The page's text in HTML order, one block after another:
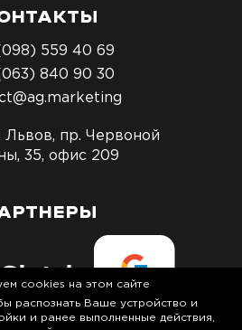
559 40 69
840 90 30
Львов, пр. Червоной
35, офис 209
cookies на этом сайте
распознать Ваше устройство и
и ранее выполненные действия,